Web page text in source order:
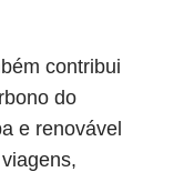
contribui
do
e renovável